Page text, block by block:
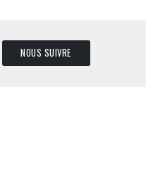
NOUS SUIVRE